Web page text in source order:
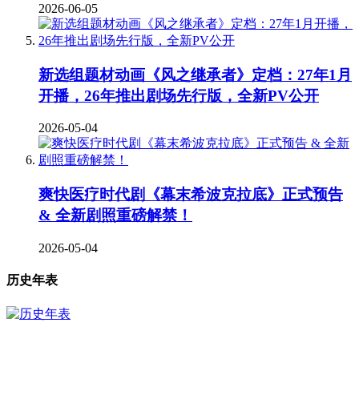
2026-06-05
新选组题材动画《风之继承者》定档：27年1月
开播，26年推出剧场先行版，全新PV公开
2026-05-04
爽快医疗时代剧《幕末希波克拉底》正式预告
& 全新剧照重磅解禁！
2026-05-04
历史年表